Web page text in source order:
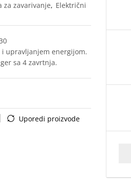
za zavarivanje, Električni
upravljanjem energijom.
sa 4 zavrtnja.
Uporedi proizvode